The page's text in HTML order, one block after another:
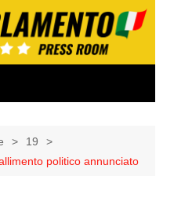
19
politico annunciato